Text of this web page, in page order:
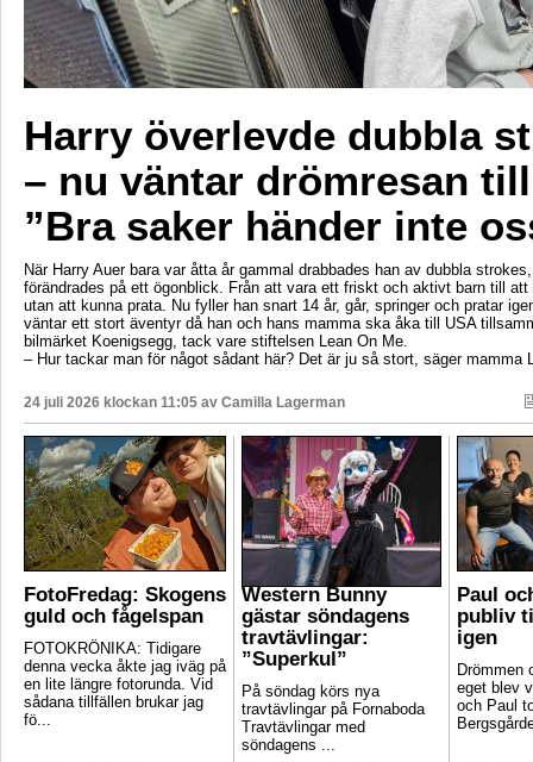
Harry överlevde dubbla
– nu väntar drömresan
”Bra saker händer inte
När Harry Auer bara var åtta år gammal drabbades han av dubbla
förändrades på ett ögonblick. Från att vara ett friskt och aktivt barn till
utan att kunna prata. Nu fyller han snart 14 år, går, springer och pratar
väntar ett stort äventyr då han och hans mamma ska åka till USA
bilmärket Koenigsegg, tack vare stiftelsen Lean On Me.
– Hur tackar man för något sådant här? Det är ju så stort, säger mamma
24 juli 2026 klockan 11:05 av Camilla Lagerman
FotoFredag: Skogens
guld och fågelspan
FOTOKRÖNIKA: Tidigare
denna vecka åkte jag iväg på
en lite längre fotorunda. Vid
sådana tillfällen brukar jag
fö...
Western Bunny
gästar söndagens
travtävlingar:
”Superkul”
På söndag körs nya
travtävlingar på Fornaboda
Travtävlingar med
söndagens ...
Paul
publiv
igen
Drömmen
eget blev
och Paul